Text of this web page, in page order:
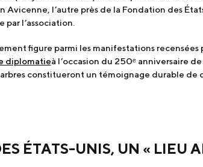
Avicenne, l’autre près de la Fondation des
par l’association.
figure parmi les manifestations recensées
diplomatieà l’occasion du 250ᵉ anniversaire
constitueront un témoignage durable
ÉTATS-UNIS, UN « LIEU